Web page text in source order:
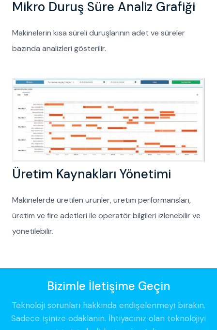
Mikro Duruş Süre Analiz Grafiği
Makinelerin kısa süreli duruşlarının adet ve süreler
bazında analizleri gösterilir.
Üretim Kaynakları Yönetimi
Makinelerde üretilen ürünler, üretim performansları,
üretim ve fire adetleri ile operatör bilgileri izlenebilir ve
yönetilebilir.
Bizimle İletişime Geçin
Teknoloji sorunları hakkında endişelenmeyi bırakın.
Sadece işinize odaklanın. İhtiyacınız olan teknolojiyi